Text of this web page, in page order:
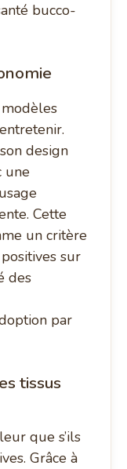
bucco-
design
une
Cette
un critère
sur
des
par
tissus
que s’ils
Grâce à